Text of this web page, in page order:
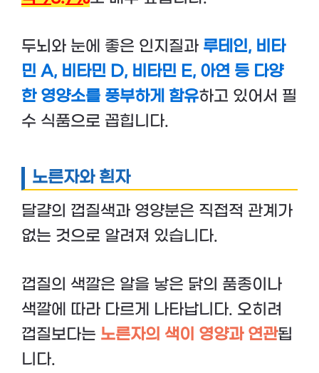
두뇌와 눈에 좋은 인지질과 루테인, 비타
민 A, 비타민 D, 비타민 E, 아연 등 다양
한 영양소를 풍부하게 함유하고 있어서 필
수 식품으로 꼽힙니다.
노른자와 흰자
달걀의 껍질색과 영양분은 직접적 관계가
없는 것으로 알려져 있습니다.
껍질의 색깔은 알을 낳은 닭의 품종이나
색깔에 따라 다르게 나타납니다. 오히려
껍질보다는 노른자의 색이 영양과 연관됩
니다.